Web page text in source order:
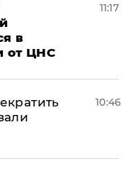
в
от ЦНС
11:17
10:46